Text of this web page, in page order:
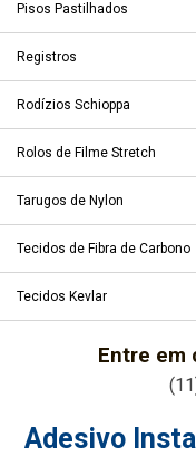
Pisos Pastilhados
Registros
Rodízios Schioppa
Rolos de Filme Stretch
Tarugos de Nylon
Tecidos de Fibra de Carbono
Tecidos Kevlar
Entre em
Adesivo